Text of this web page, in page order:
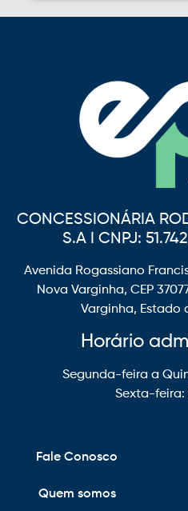
CONCESSIONÁRIA
S.A I CNPJ:
Avenida Rogassiano
Nova Varginha, CEP
Varginha, Estado
Horário
Segunda-feira a
Sexta-feira:
Fale Conosco
Quem somos